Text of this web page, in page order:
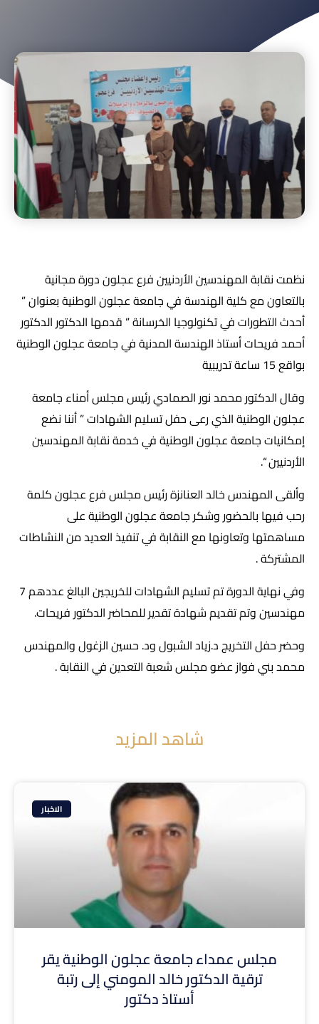
نظمت نقابة المهندسين الأردنيين فرع عجلون دورة مجانية
بالتعاون مع كلية الهندسة في جامعة عجلون الوطنية بعنوان ”
أحدث التطورات في تكنولوجيا الخرسانة ” قدمها الدكتور الدكتور
أحمد فريحات أستاذ الهندسة المدنية في جامعة عجلون الوطنية
بواقع 15 ساعة تدريبية
وقال الدكتور محمد نور الصمادي رئيس مجلس أمناء جامعة
عجلون الوطنية الذي رعى حفل تسليم الشهادات ” أننا نضع
إمكانيات جامعة عجلون الوطنية في خدمة نقابة المهندسين
الأردنيين “.
وألقى المهندس خالد العنانزة رئيس مجلس فرع عجلون كلمة
رحب فيها بالحضور وشكر جامعة عجلون الوطنية على
مساهمتها وتعاونها مع النقابة في تنفيذ العديد من النشاطات
المشتركة .
وفي نهاية الدورة تم تسليم الشهادات للخريجين البالغ عددهم 7
مهندسين وتم تقديم شهادة تقدير للمحاضر الدكتور فريحات.
وحضر حفل التخريج د.زياد الشبول ود. حسين الزغول والمهندس
محمد بني فواز عضو مجلس شعبة التعدين في النقابة .
شاهد المزيد
الاخبار
مجلس عمداء جامعة عجلون الوطنية يقر
ترقية الدكتور خالد المومني إلى رتبة
أستاذ دكتور